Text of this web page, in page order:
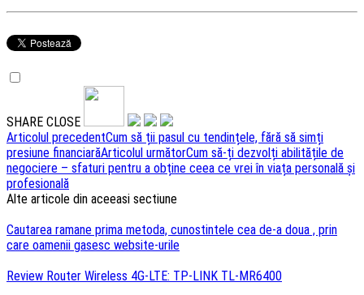
SHARE CLOSE
Navigare
articole
Articolul precedentCum să ții pasul cu tendințele, fără să simți
presiune financiarăArticolul următorCum să-ți dezvolți abilitățile de
negociere – sfaturi pentru a obține ceea ce vrei în viața personală și
profesională
Alte articole din aceeasi sectiune
Cautarea ramane prima metoda, cunostintele cea de-a doua , prin
care oamenii gasesc website-urile
Review Router Wireless 4G-LTE: TP-LINK TL-MR6400